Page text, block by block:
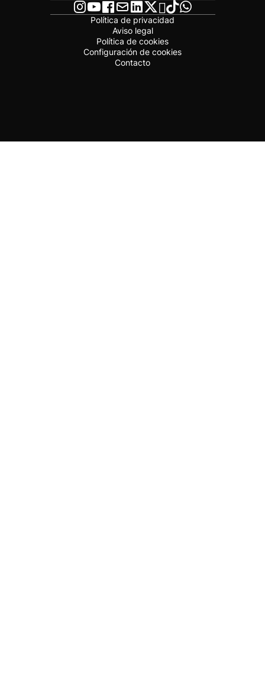
Política de privacidad
Aviso legal
Política de cookies
Configuración de cookies
Contacto